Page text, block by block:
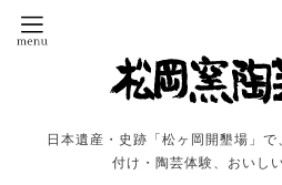
日本遺産・史跡「松ヶ岡開墾場」
付け・陶芸体験、おいし